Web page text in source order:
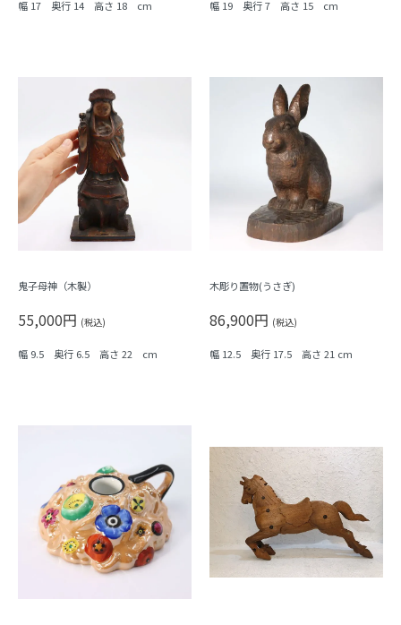
幅 17 奥行 14 高さ 18 cm 幅 19 奥行 7 高さ 15 cm
鬼子母神（木製）
55,000円 (税込)
幅 9.5 奥行 6.5 高さ 22 cm
木彫り置物(うさぎ)
86,900円 (税込)
幅 12.5 奥行 17.5 高さ 21 cm